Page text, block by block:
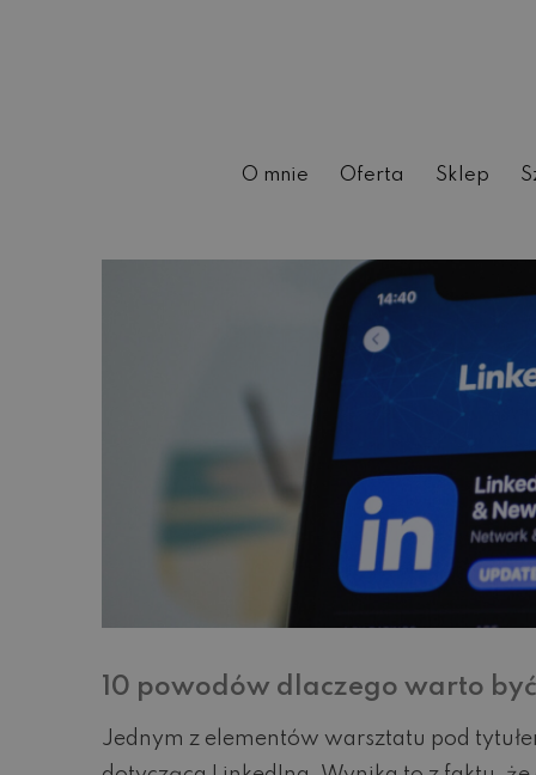
O mnie Oferta Sklep
10 powodów dlaczego warto
Jednym z elementów warsztatu pod